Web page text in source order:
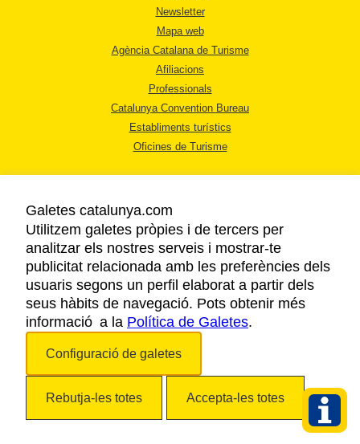
Newsletter
Mapa web
Agència Catalana de Turisme
Afiliacions
Professionals
Catalunya Convention Bureau
Establiments turístics
Oficines de Turisme
AVÍS LEGAL
POLÍTICA DE PRIVACITAT
COOKIES
ACCESSIBILITAT
Galetes catalunya.com
Utilitzem galetes pròpies i de tercers per
analitzar els nostres serveis i mostrar-te
publicitat relacionada amb les preferències dels
usuaris segons un perfil elaborat a partir dels
seus hàbits de navegació. Pots obtenir més
informació a la Política de Galetes.
Configuració de galetes
Rebutja-les totes Accepta-les totes